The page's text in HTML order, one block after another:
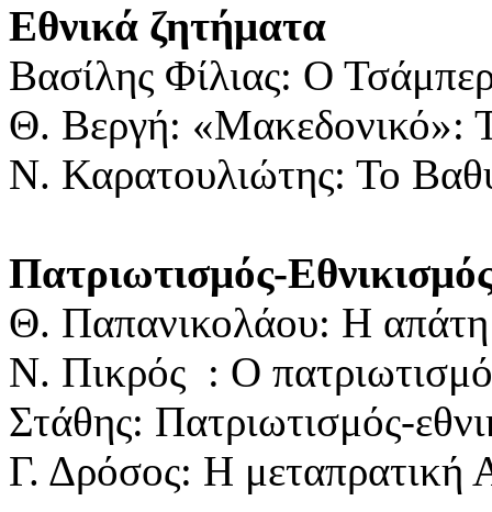
Εθνικά ζητήματα
Βασίλης Φίλιας: Ο
Θ. Βεργή: «Μακεδονικό»:
Ν. Καρατουλιώτης: Το
Πατριωτισμός-
Θ. Παπανικολάου: Η
Ν. Πικρός : Ο
Στάθης: Πατριωτισμός-
Γ. Δρόσος: Η μεταπρατική